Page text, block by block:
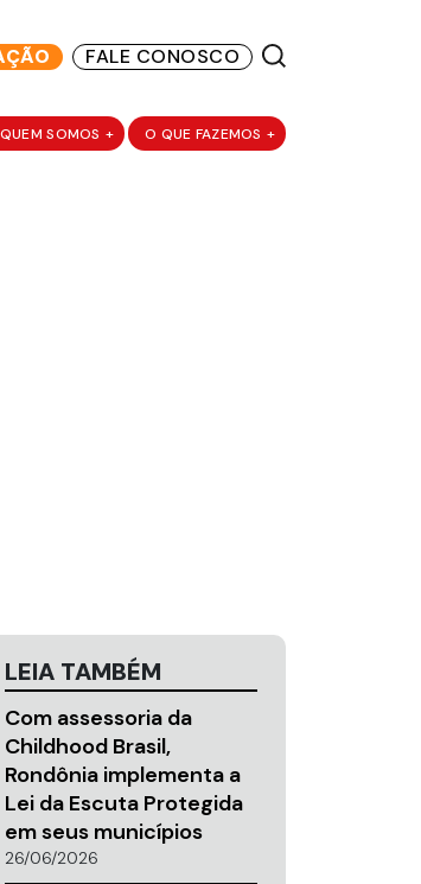
FALE CONOSCO
QUEM SOMOS + O QUE FAZEMOS +
LEIA TAMBÉM
Com assessoria da
Childhood Brasil,
Rondônia implementa a
Lei da Escuta Protegida
em seus municípios
26/06/2026